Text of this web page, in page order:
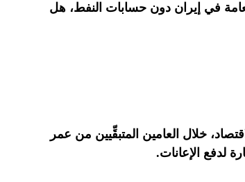
في إيران دون حسابات النفط، هل
خلال العامين المتبقِّيين من عمر
لدفع الإعانات.